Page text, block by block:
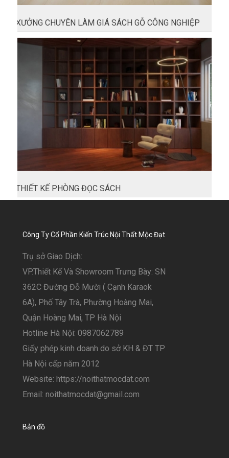
XƯỞNG CHUYÊN LÀM GIÁ SÁCH GỖ CÔNG NGHIỆP
THIẾT KẾ PHÒNG ĐỌC SÁCH
Công Ty Cổ Phần Kiến Trúc Nội Thất Mộc Đạt
Trụ sở Giao Dịch:
VP.Thiết Kế Và Showroom Trưng Bày: SN
362C Đường Đỗ Mười ( Cạnh Karaok
6A), Phố Tây Trà, Phường Hoàng Mai,
Quận Hoàng Mai, TP Hà Nội
Hotline Hà Nội: 0987062789
Giấy phép kinh doanh do sở KH & ĐT TP
Hà Nội cấp năm 2012
Website: https://noithatmocdat.com
Email: noithatmocdat@gmail.com
Bản đồ